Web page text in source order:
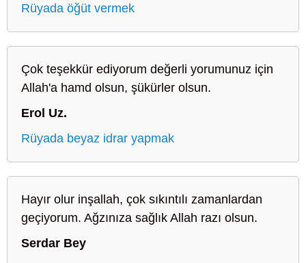
Rüyada öğüt vermek
Çok teşekkür ediyorum değerli yorumunuz için
Allah'a hamd olsun, şükürler olsun.
Erol Uz.
Rüyada beyaz idrar yapmak
Hayır olur inşallah, çok sıkıntılı zamanlardan
geçiyorum. Ağzınıza sağlık Allah razı olsun.
Serdar Bey